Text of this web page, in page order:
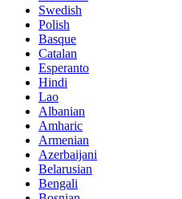
Swedish
Polish
Basque
Catalan
Esperanto
Hindi
Lao
Albanian
Amharic
Armenian
Azerbaijani
Belarusian
Bengali